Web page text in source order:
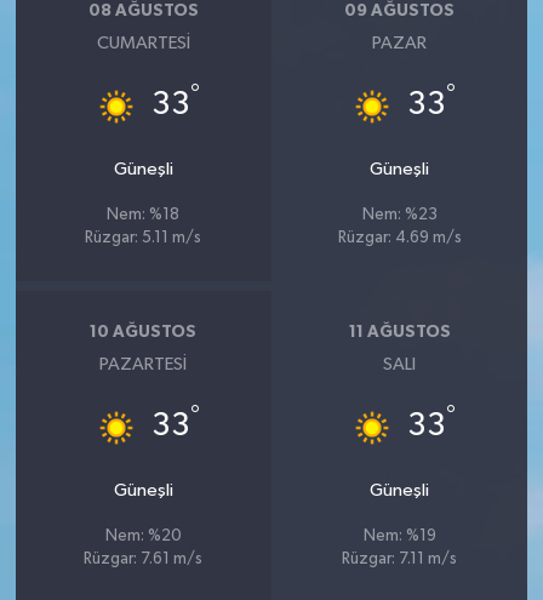
08 AĞUSTOS
CUMARTESI
33°
Güneşli
Nem: %18
Rüzgar: 5.11 m/s
09 AĞUSTOS
PAZAR
33°
Güneşli
Nem: %23
Rüzgar: 4.69 m/s
10 AĞUSTOS
PAZARTESI
33°
Güneşli
Nem: %20
Rüzgar: 7.61 m/s
11 AĞUSTOS
SALI
33°
Güneşli
Nem: %19
Rüzgar: 7.11 m/s